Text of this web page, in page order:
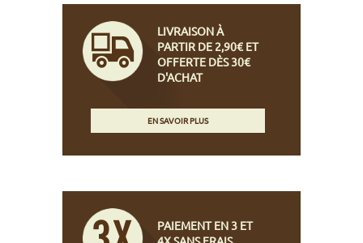
LIVRAISON À
PARTIR DE 2,90€ ET
OFFERTE DÈS 30€
D'ACHAT
EN SAVOIR PLUS
PAIEMENT EN 3 ET